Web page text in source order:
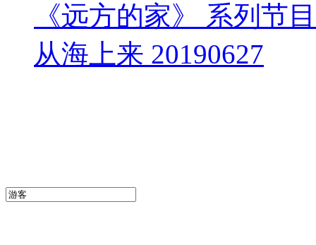
《远方的家》 系列
从海上来 20190627